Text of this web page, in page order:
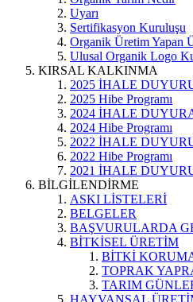
Uyarı
Sertifikasyon Kuruluşu
Organik Üretim Yapan
Ulusal Organik Logo
KIRSAL KALKINMA
2025 İHALE
2025 Hibe Programı
2024 İHALE
2024 Hibe Programı
2022 İHALE
2022 Hibe Programı
2021 İHALE
BİLGİLENDİRME
ASKI LİSTELERİ
BELGELER
BAŞVURULARDA
BİTKİSEL ÜRETİM
BİTKİ
TOPRAK
TARIM
HAYVANSAL